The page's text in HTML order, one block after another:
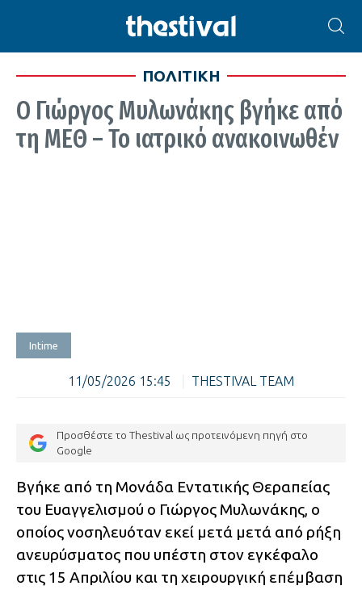
ΠΟΛΙΤΙΚΗ
Ο Γιώργος Μυλωνάκης βγήκε από
τη ΜΕΘ – Το ιατρικό ανακοινωθέν
Intime
11/05/2026 15:45 THESTIVAL TEAM
Προσθέστε το Thestival ως προτεινόμενη πηγή στο
Google
Βγήκε από τη Μονάδα Εντατικής Θεραπείας
του Ευαγγελισμού ο Γιώργος Μυλωνάκης, ο
οποίος νοσηλευόταν εκεί μετά μετά από ρήξη
ανευρύσματος που υπέστη στον εγκέφαλο
στις 15 Απριλίου και τη χειρουργική επέμβαση